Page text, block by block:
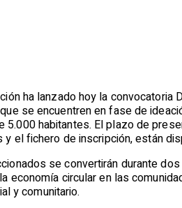
ha lanzado hoy la
se encuentren en fase de
habitantes. El plazo de
el fichero de inscripción, están
se convertirán durante
economía circular en las
y comunitario.